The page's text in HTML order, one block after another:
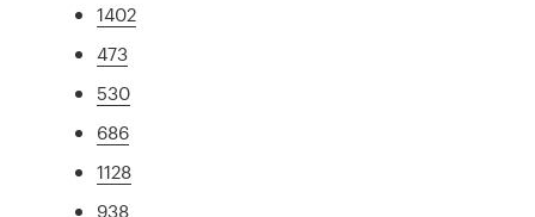
1402
473
530
686
1128
938